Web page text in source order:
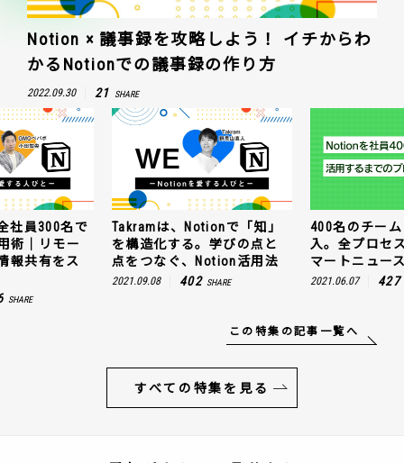
Notion × 議事録を攻略しよう！ イチからわ
かるNotionでの議事録の作り方
2022.09.30 21 SHARE
社員300名で
術｜リモー
報共有をス
SHARE
Takramは、Notionで「知」
を構造化する。学びの点と
点をつなぐ、Notion活用法
2021.09.08 402 SHARE
400名のチー
入。全プロセ
マートニュー
2021.06.07 427
この特集の記事一覧へ
すべての特集を見る